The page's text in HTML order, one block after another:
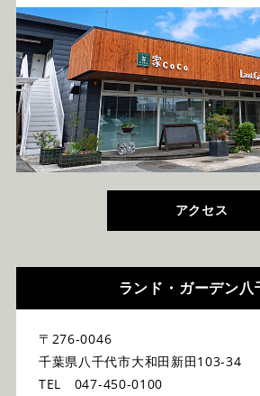
アクセス
ランド・ガーデン八
〒276-0046
千葉県八千代市大和田新田103-34
TEL 047-450-0100